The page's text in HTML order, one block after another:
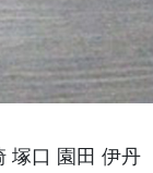
塚口 園田 伊丹